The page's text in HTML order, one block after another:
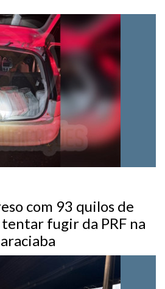
com 93 quilos de
tentar fugir da PRF na